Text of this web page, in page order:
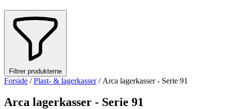
Filtrer produkterne
Forside /Plast- & lagerkasser/ Arca lagerkasser - Serie 91
Arca lagerkasser - Serie 91